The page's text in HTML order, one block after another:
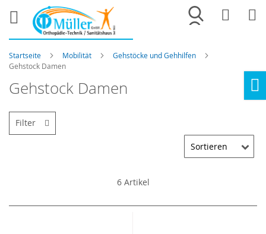
Merkliste
Startseite Mobilität
Gehstöcke und Gehhilfen
Gehstock Damen
Gehstock Damen
6Artikel
Filter